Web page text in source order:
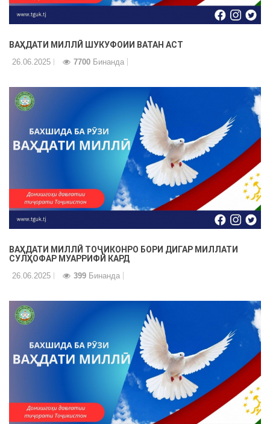
ВАҲДАТИ МИЛЛӢ ШУКУФОИИ ВАТАН АСТ
26.06.2025 7700 Бинанда
ВАҲДАТИ МИЛЛӢ ТОҶИКОНРО БОРИ ДИГАР МИЛЛАТИ
СУЛҲОФАР МУАРРИФӢ КАРД
26.06.2025 399 Бинанда